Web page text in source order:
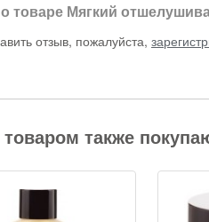
товаре Мягкий
отзыв, пожалуйста,
также